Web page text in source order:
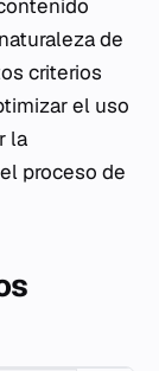
de
criterios
el uso
la
proceso de